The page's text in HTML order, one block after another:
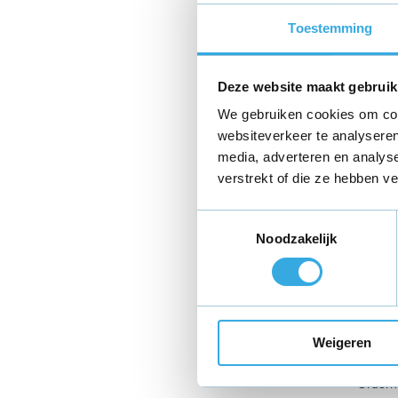
Toestemming
Deze website maakt
We gebruiken cookies om
websiteverkeer te
media, adverteren en
verstrekt of die ze hebben
Noodzakelijk
Weigeren
Het
Je
retour
Jij
verder
van
Garantie
Voor alle
moet doen
Is je
het defect
vallen niet